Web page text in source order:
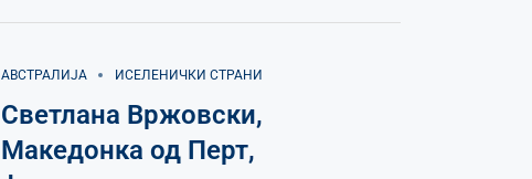
АВСТРАЛИЈА ИСЕЛЕНИЧКИ СТРАНИ
Светлана Вржовски,
Македонка од Перт,